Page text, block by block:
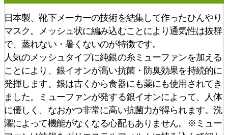
日本製、靴下メーカーの技術を結集して作ったひんやり
マスク。メッシュ状に編み込むことにより通気性は抜群
で、蒸れない・暑くないのが特徴です。
人気のメッシュタイプに純銀の糸ミューファンを加える
ことにより、銀イオンが高い抗菌・防臭効果を持続的に
発揮します。銀は古くから食器にも薬にも使用されてき
ました。ミューファンが発する銀イオンによって、人体
に優しく、なおかつ非常に高い抗菌力が得られます。洗
濯によって機能がなくなる心配もありません。※ミュー